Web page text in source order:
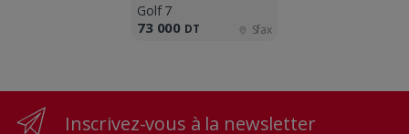
Golf 7
73 000 DT Sfax
Inscrivez-vous à la newsletter